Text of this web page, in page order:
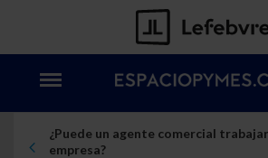
¿Puede un agente comercial
empresa?